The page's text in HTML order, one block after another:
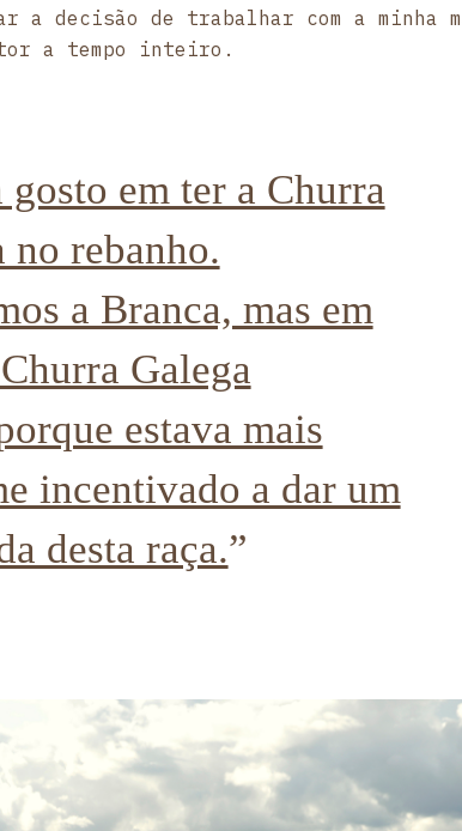
a decisão de trabalhar com a minha
a tempo inteiro.
em ter a Churra
no rebanho.
a Branca, mas em
Galega
estava mais
incentivado a dar um
desta raça.”